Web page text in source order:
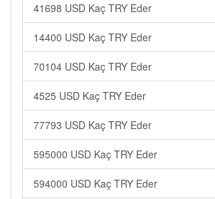
41698 USD Kaç TRY Eder
14400 USD Kaç TRY Eder
70104 USD Kaç TRY Eder
4525 USD Kaç TRY Eder
77793 USD Kaç TRY Eder
595000 USD Kaç TRY Eder
594000 USD Kaç TRY Eder